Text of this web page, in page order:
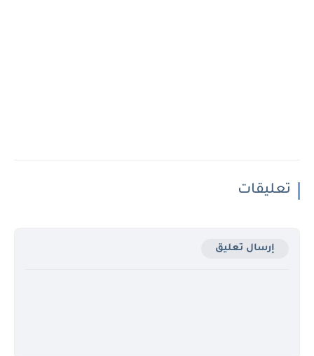
تعليقات
إرسال تعليق